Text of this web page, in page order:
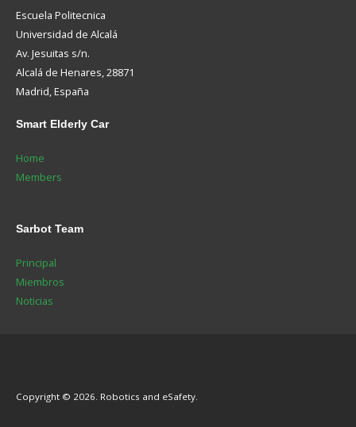
Escuela Politecnica
Universidad de Alcalá
Av. Jesuitas s/n.
Alcalá de Henares, 28871
Madrid, España
Smart Elderly Car
Home
Members
Sarbot Team
Principal
Miembros
Noticias
Copyright © 2026. Robotics and eSafety.